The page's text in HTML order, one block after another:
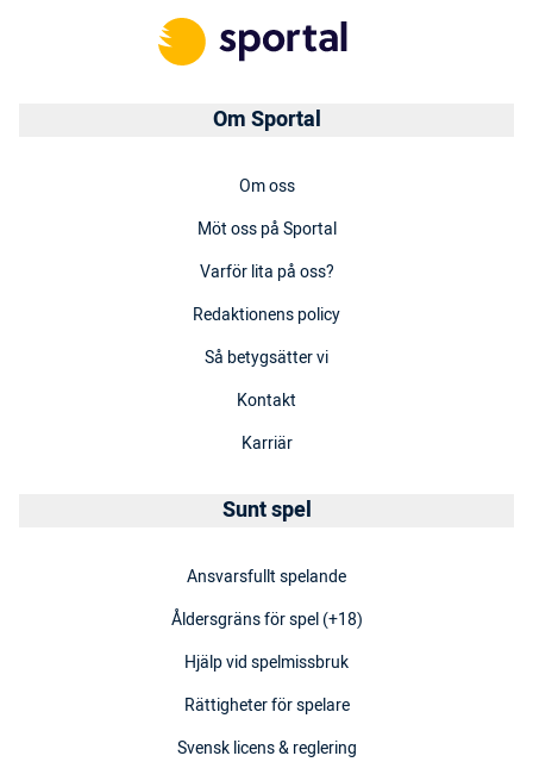
Om Sportal
Om oss
Möt oss på Sportal
Varför lita på oss?
Redaktionens policy
Så betygsätter vi
Kontakt
Karriär
Sunt spel
Ansvarsfullt spelande
Åldersgräns för spel (+18)
Hjälp vid spelmissbruk
Rättigheter för spelare
Svensk licens & reglering